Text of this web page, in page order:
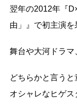
翌年の2012年『
由」』で初主演を
舞台や大河ドラマ
どちらかと言う
オシャレなヒゲス